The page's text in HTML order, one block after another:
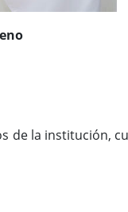
de la institución,